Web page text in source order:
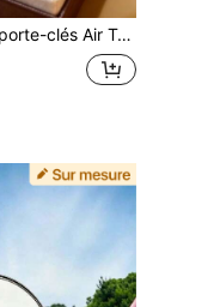
porte-clés étiquette de bagage avec nom personnalisé, accessoires de porte-clés